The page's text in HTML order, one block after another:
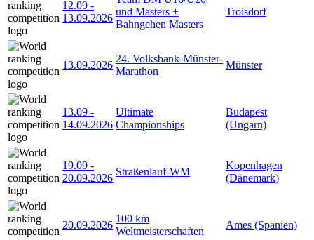
12.09 -
13.09.2026
und Masters +
Bahngehen Masters
Troisdorf
13.09.2026
24. Volksbank-Münster-
Marathon
Münster
13.09 -
14.09.2026
Ultimate
Championships
Budapest
(Ungarn)
19.09 -
20.09.2026
Straßenlauf-WM
Kopenhagen
(Dänemark)
20.09.2026
100 km
Weltmeisterschaften
Ames (Spanien)